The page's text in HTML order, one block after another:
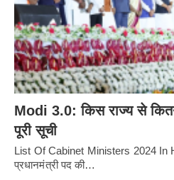
Modi 3.0: किस राज्य से
पूरी सूची
List Of Cabinet Ministers 2024 In
प्रधानमंत्री पद की…